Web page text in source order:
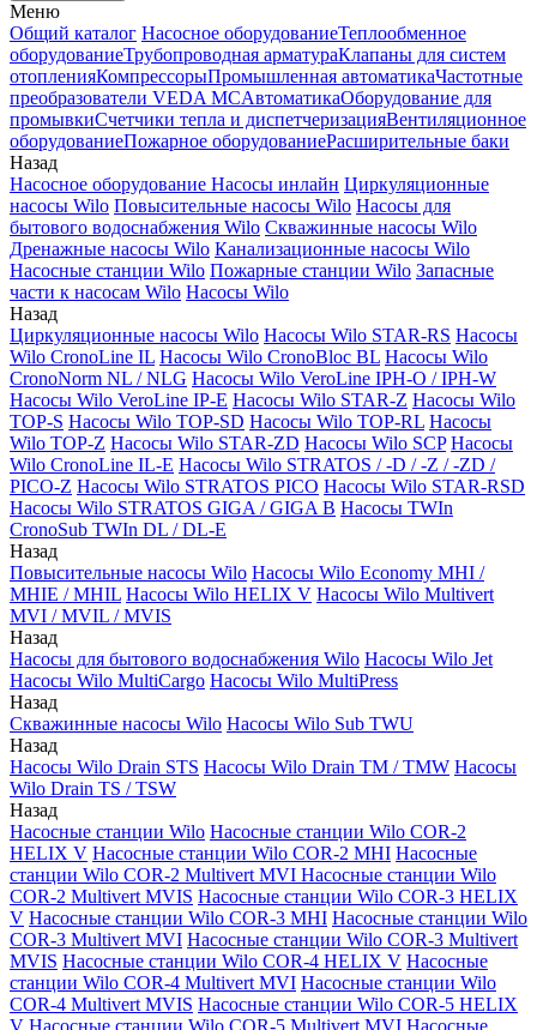
Меню
Общий каталог Насосное оборудованиеТеплообменное
оборудованиеТрубопроводная арматураКлапаны для систем
отопленияКомпрессорыПромышленная автоматикаЧастотные
преобразователи VEDA MCАвтоматикаОборудование для
промывкиСчетчики тепла и диспетчеризацияВентиляционное
оборудованиеПожарное оборудованиеРасширительные баки
Назад
Насосное оборудование Насосы инлайн Циркуляционные
насосы Wilo Повысительные насосы Wilo Насосы для
бытового водоснабжения Wilo Скважинные насосы Wilo
Дренажные насосы Wilo Канализационные насосы Wilo
Насосные станции Wilo Пожарные станции Wilo Запасные
части к насосам Wilo Насосы Wilo
Назад
Циркуляционные насосы Wilo Насосы Wilo STAR-RS Насосы
Wilo CronoLine IL Насосы Wilo CronoBloc BL Насосы Wilo
CronoNorm NL / NLG Насосы Wilo VeroLine IPH-O / IPH-W
Насосы Wilo VeroLine IP-E Насосы Wilo STAR-Z Насосы Wilo
TOP-S Насосы Wilo TOP-SD Насосы Wilo TOP-RL Насосы
Wilo TOP-Z Насосы Wilo STAR-ZD Насосы Wilo SCP Насосы
Wilo CronoLine IL-E Насосы Wilo STRATOS / -D / -Z / -ZD /
PICO-Z Насосы Wilo STRATOS PICO Насосы Wilo STAR-RSD
Насосы Wilo STRATOS GIGA / GIGA B Насосы TWIn
CronoSub TWIn DL / DL-E
Назад
Повысительные насосы Wilo Насосы Wilo Economy MHI /
MHIE / MHIL Насосы Wilo HELIX V Насосы Wilo Multivert
MVI / MVIL / MVIS
Назад
Насосы для бытового водоснабжения Wilo Насосы Wilo Jet
Насосы Wilo MultiCargo Насосы Wilo MultiPress
Назад
Скважинные насосы Wilo Насосы Wilo Sub TWU
Назад
Насосы Wilo Drain STS Насосы Wilo Drain TM / TMW Насосы
Wilo Drain TS / TSW
Назад
Насосные станции Wilo Насосные станции Wilo COR-2
HELIX V Насосные станции Wilo COR-2 MHI Насосные
станции Wilo COR-2 Multivert MVI Насосные станции Wilo
COR-2 Multivert MVIS Насосные станции Wilo COR-3 HELIX
V Насосные станции Wilo COR-3 MHI Насосные станции Wilo
COR-3 Multivert MVI Насосные станции Wilo COR-3 Multivert
MVIS Насосные станции Wilo COR-4 HELIX V Насосные
станции Wilo COR-4 Multivert MVI Насосные станции Wilo
COR-4 Multivert MVIS Насосные станции Wilo COR-5 HELIX
V Насосные станции Wilo COR-5 Multivert MVI Насосные